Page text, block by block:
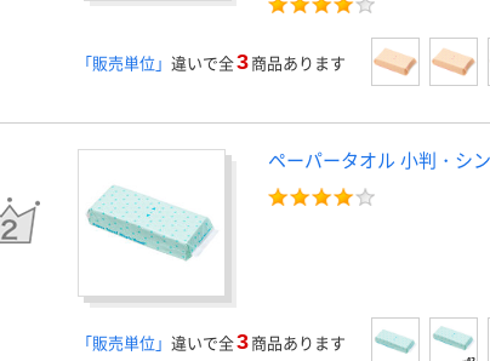
「販売単位」 違いで全3 商品あります
ペーパータオル 小判・シ
「販売単位」 違いで全3 商品あります